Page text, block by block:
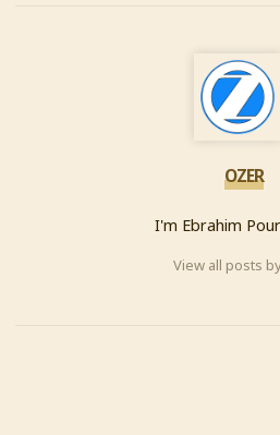
OZER
I'm Ebrahim
View all posts